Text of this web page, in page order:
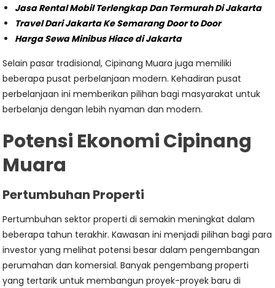
Jasa Rental Mobil Terlengkap Dan Termurah Di Jakarta
Travel Dari Jakarta Ke Semarang Door to Door
Harga Sewa Minibus Hiace di Jakarta
Selain pasar tradisional, Cipinang Muara juga memiliki
beberapa pusat perbelanjaan modern. Kehadiran pusat
perbelanjaan ini memberikan pilihan bagi masyarakat untuk
berbelanja dengan lebih nyaman dan modern.
Potensi Ekonomi Cipinang
Muara
Pertumbuhan Properti
Pertumbuhan sektor properti di semakin meningkat dalam
beberapa tahun terakhir. Kawasan ini menjadi pilihan bagi para
investor yang melihat potensi besar dalam pengembangan
perumahan dan komersial. Banyak pengembang properti
yang tertarik untuk membangun proyek-proyek baru di